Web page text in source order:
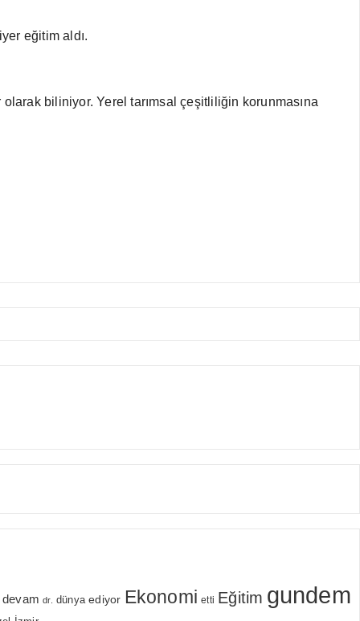
eğitim aldı.
biliniyor. Yerel tarımsal çeşitliliğin korunmasına
devam dr. dünya ediyor Ekonomi etti Eğitim gundem